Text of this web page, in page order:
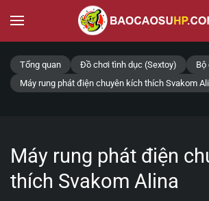
Skip to main content
Tổng quan Đồ chơi tình dục (Sextoy)
Bộ
Máy rung phát điện chuyên kích thích Svakom
Máy rung phát điện
thích Svakom Alina